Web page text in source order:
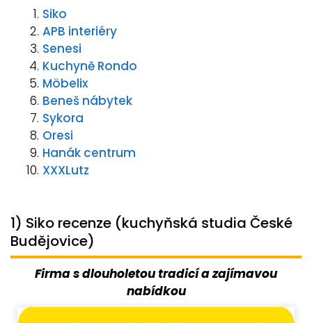
Siko
APB interiéry
Senesi
Kuchyně Rondo
Möbelix
Beneš nábytek
Sykora
Oresi
Hanák centrum
XXXLutz
1) Siko recenze (kuchyňská studia České
Budějovice)
Firma s dlouholetou tradicí a zajímavou
nabídkou